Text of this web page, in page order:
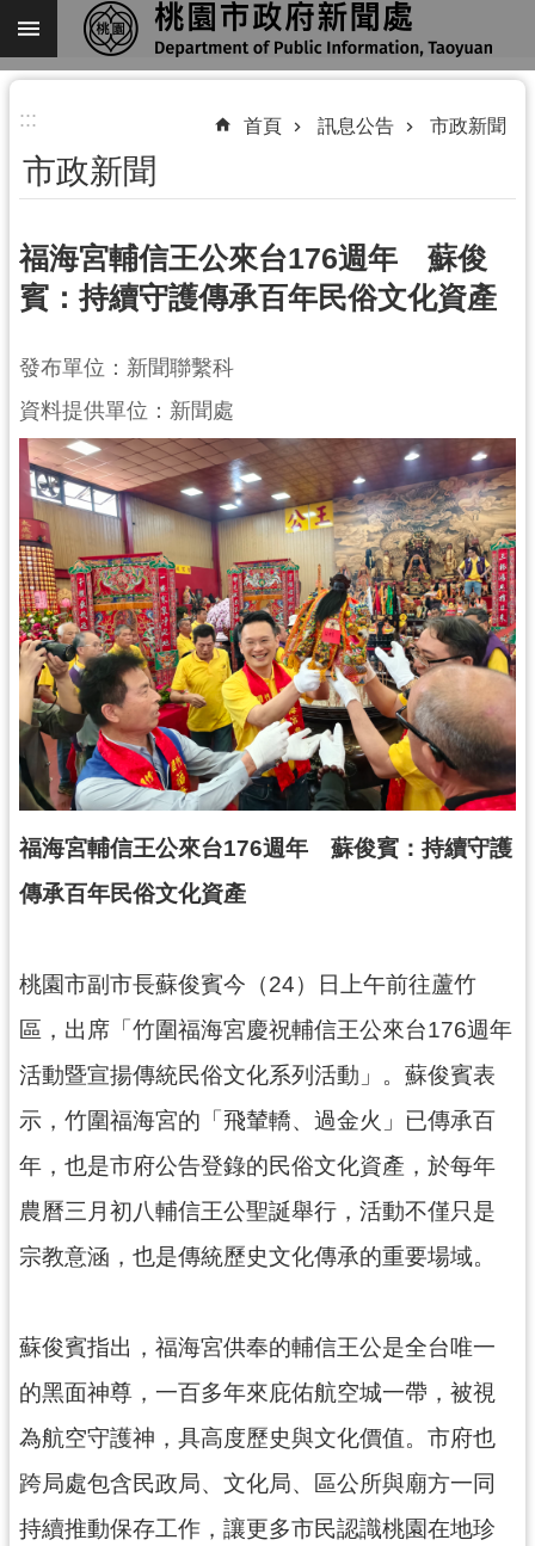
跳到主要內容區塊
進
搜
尋
關
我
們
機
關
通
訊
錄
業
務
資
訊
訊
息
公
便
民
府
資
公
開
回
首
網
站
導
政
信
::: 首頁 訊息公告 市政新聞
市政新聞
福海宮輔信王公來台176週年 蘇俊
賓：持續守護傳承百年民俗文化資產
發布單位：新聞聯繫科
資料提供單位：新聞處
福海宮輔信王公來台176週年 蘇俊賓：持續守護
傳承百年民俗文化資產
桃園市副市長蘇俊賓今（24）日上午前往蘆竹
區，出席「竹圍福海宮慶祝輔信王公來台176週年
活動暨宣揚傳統民俗文化系列活動」。蘇俊賓表
示，竹圍福海宮的「飛輦轎、過金火」已傳承百
年，也是市府公告登錄的民俗文化資產，於每年
農曆三月初八輔信王公聖誕舉行，活動不僅只是
宗教意涵，也是傳統歷史文化傳承的重要場域。
蘇俊賓指出，福海宮供奉的輔信王公是全台唯一
的黑面神尊，一百多年來庇佑航空城一帶，被視
為航空守護神，具高度歷史與文化價值。市府也
跨局處包含民政局、文化局、區公所與廟方一同
持續推動保存工作，讓更多市民認識桃園在地珍